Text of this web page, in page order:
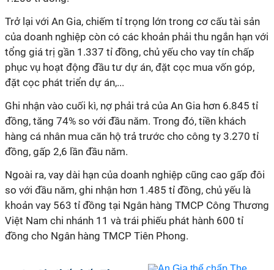
Trở lại với An Gia, chiếm tỉ trọng lớn trong cơ cấu tài sản
của doanh nghiệp còn có các khoản phải thu ngắn hạn với
tổng giá trị gần 1.337 tỉ đồng, chủ yếu cho vay tín chấp
phục vụ hoạt động đầu tư dự án, đặt cọc mua vốn góp,
đặt cọc phát triển dự án,...
Ghi nhận vào cuối kì, nợ phải trả của An Gia hơn 6.845 tỉ
đồng, tăng 74% so với đầu năm. Trong đó, tiền khách
hàng cá nhân mua căn hộ trả trước cho công ty 3.270 tỉ
đồng, gấp 2,6 lần đầu năm.
Ngoài ra, vay dài hạn của doanh nghiệp cũng cao gấp đôi
so với đầu năm, ghi nhận hơn 1.485 tỉ đồng, chủ yếu là
khoản vay 563 tỉ đồng tại Ngân hàng TMCP Công Thương
Việt Nam chi nhánh 11 và trái phiếu phát hành 600 tỉ
đồng cho Ngân hàng TMCP Tiên Phong.